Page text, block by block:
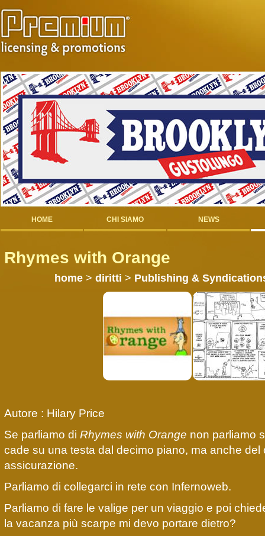
HOME CHI SIAMO NEWS
Rhymes with Orange
home > diritti > Publishing &
Autore : Hilary Price
Se parliamo di Rhymes with Orange non parliamo
cade su una testa dal decimo piano, ma anche del
assicurazione.
Parliamo di collegarci in rete con Infernoweb.
Parliamo di fare le valige per un viaggio e poi
la vacanza più scarpe mi devo portare dietro?